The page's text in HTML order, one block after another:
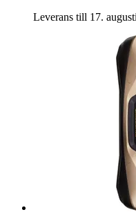
Leverans till 17. augusti